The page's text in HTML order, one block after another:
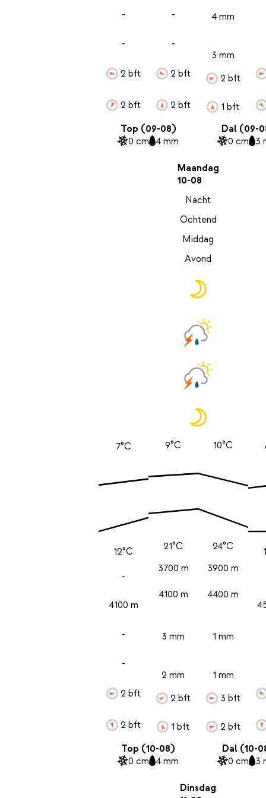
-
-
2 bft
2 bft
-
-
2 bft
2 bft
4 mm
3 mm
2 bft
1 bft
Top (09-08)
0 cm 4 mm
Dal (09-
0 cm 3
Maandag
10-08
Nacht
Ochtend
Middag
Avond
7°C
12°C
-
4100 m
-
-
2 bft
2 bft
9°C
21°C
3700 m
4100 m
3 mm
2 mm
2 bft
1 bft
10°C
24°C
3900 m
4400 m
1 mm
1 mm
3 bft
2 bft
Top (10-08)
0 cm 4 mm
Dal (10-
0 cm 3
Dinsdag